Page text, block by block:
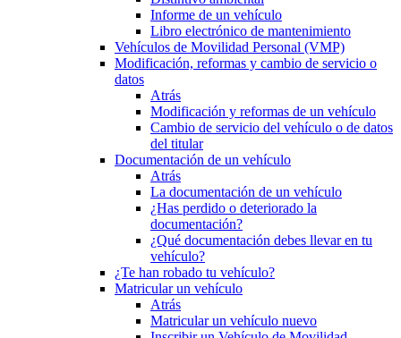
Informe de un vehículo
Libro electrónico de mantenimiento
Vehículos de Movilidad Personal (VMP)
Modificación, reformas y cambio de servicio o
datos
Atrás
Modificación y reformas de un vehículo
Cambio de servicio del vehículo o de datos
del titular
Documentación de un vehículo
Atrás
La documentación de un vehículo
¿Has perdido o deteriorado la
documentación?
¿Qué documentación debes llevar en tu
vehículo?
¿Te han robado tu vehículo?
Matricular un vehículo
Atrás
Matricular un vehículo nuevo